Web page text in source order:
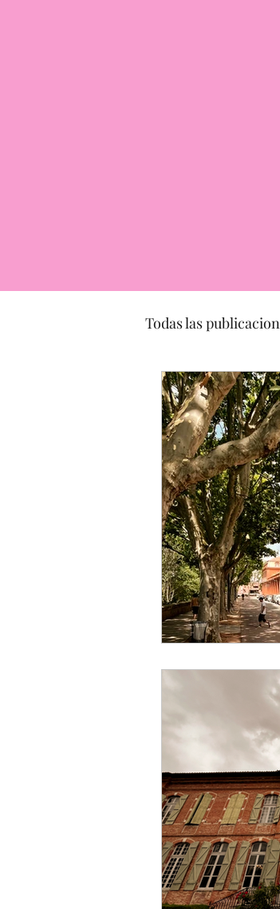
Todas las
Transporte
Restaurante
espectaculo
artesania